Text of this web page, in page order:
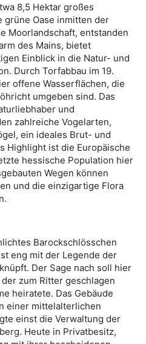
8,5 Hektar großes
grüne Oase inmitten der
Moorlandschaft, entstanden
des Mains, bietet
Einblick in die Natur- und
Durch Torfabbau im 19.
offene Wasserflächen, die
umgeben sind. Das
und
zahlreiche Vogelarten,
ein ideales Brut- und
Highlight ist die Europäische
hessische Population hier
Wegen können
und die einzigartige Flora
Barockschlösschen
eng mit der Legende der
Der Sage nach soll hier
zum Ritter geschlagen
heiratete. Das Gebäude
einer mittelalterlichen
einst die Verwaltung der
Heute in Privatbesitz,